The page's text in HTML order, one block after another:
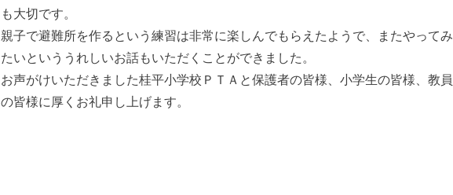
も大切です。
親子で避難所を作るという練習は非常に楽しんでもらえたようで、またやってみ
たいといううれしいお話もいただくことができました。
お声がけいただきました桂平小学校ＰＴＡと保護者の皆様、小学生の皆様、教員
の皆様に厚くお礼申し上げます。